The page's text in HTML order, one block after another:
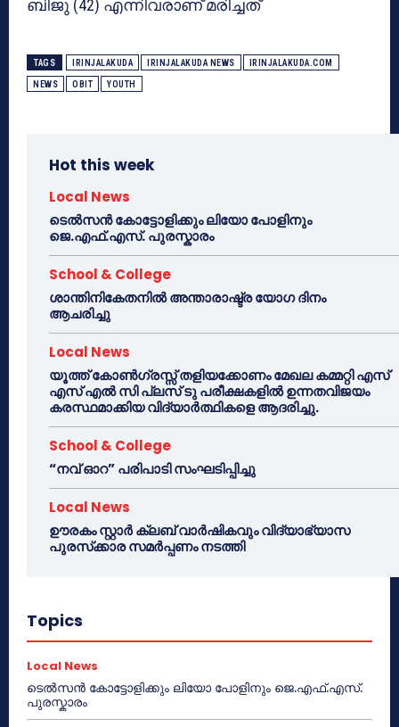
ബിജു (42) എന്നിവരാണ് മരിച്ചത്
TAGS IRINJALAKUDA IRINJALAKUDA NEWS IRINJALAKUDA.COM
NEWS OBIT YOUTH
Hot this week
Local News
ടെൽസൻ കോട്ടോളിക്കും ലിയോ പോളിനും
ജെ.എഫ്.എസ്. പുരസ്കാരം
School & College
ശാന്തിനികേതനിൽ അന്താരാഷ്ട്ര യോഗ ദിനം
ആചരിച്ചു
Local News
യൂത്ത് കോൺഗ്രസ്സ് തളിയക്കോണം മേഖല കമ്മറ്റി എസ്
എസ് എൽ സി പ്ലസ് ടു പരീക്ഷകളിൽ ഉന്നതവിജയം
കരസ്ഥമാക്കിയ വിദ്യാർത്ഥികളെ ആദരിച്ചു.
School & College
“നവ് ഓറ” പരിപാടി സംഘടിപ്പിച്ചു
Local News
ഊരകം സ്റ്റാർ ക്ലബ് വാർഷികവും വിദ്യാഭ്യാസ
പുരസ്‌ക്കാര സമർപ്പണം നടത്തി
Topics
Local News
ടെൽസൻ കോട്ടോളിക്കും ലിയോ പോളിനും ജെ.എഫ്.എസ്.
പുരസ്കാരം